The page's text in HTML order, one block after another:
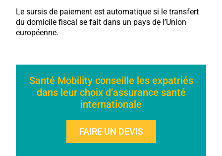
Le sursis de paiement est automatique si le transfert
du domicile fiscal se fait dans un pays de l’Union
européenne.
Santé Mobility conseille les expatriés
dans leur choix d’assurance santé
internationale
FAIRE UN DEVIS